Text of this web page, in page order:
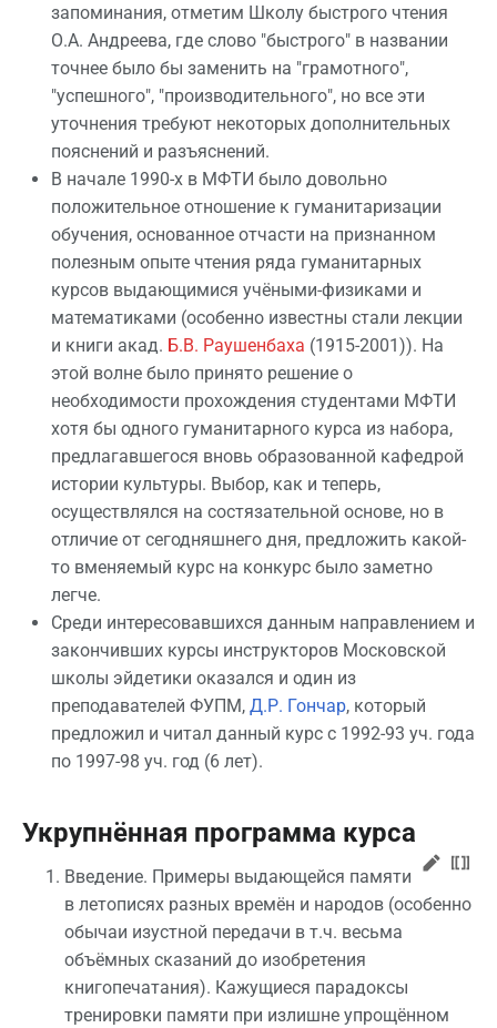
запоминания, отметим Школу быстрого чтения
О.А. Андреева, где слово "быстрого" в названии
точнее было бы заменить на "грамотного",
"успешного", "производительного", но все эти
уточнения требуют некоторых дополнительных
пояснений и разъяснений.
В начале 1990-х в МФТИ было довольно
положительное отношение к гуманитаризации
обучения, основанное отчасти на признанном
полезным опыте чтения ряда гуманитарных
курсов выдающимися учёными-физиками и
математиками (особенно известны стали лекции
и книги акад. Б.В. Раушенбаха (1915-2001)). На
этой волне было принято решение о
необходимости прохождения студентами МФТИ
хотя бы одного гуманитарного курса из набора,
предлагавшегося вновь образованной кафедрой
истории культуры. Выбор, как и теперь,
осуществлялся на состязательной основе, но в
отличие от сегодняшнего дня, предложить какой-
то вменяемый курс на конкурс было заметно
легче.
Среди интересовавшихся данным направлением и
закончивших курсы инструкторов Московской
школы эйдетики оказался и один из
преподавателей ФУПМ, Д.Р. Гончар, который
предложил и читал данный курс с 1992-93 уч. года
по 1997-98 уч. год (6 лет).
Укрупнённая программа курса
Введение. Примеры выдающейся памяти
в летописях разных времён и народов (особенно
обычаи изустной передачи в т.ч. весьма
объёмных сказаний до изобретения
книгопечатания). Кажущиеся парадоксы
тренировки памяти при излишне упрощённом